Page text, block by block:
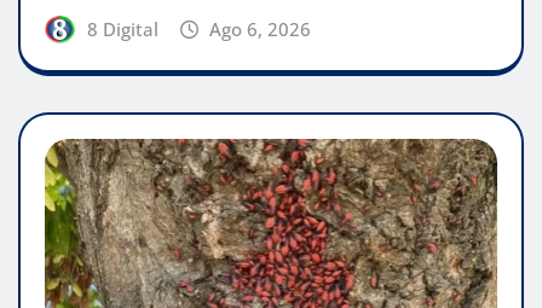
8 Digital Ago 6, 2026